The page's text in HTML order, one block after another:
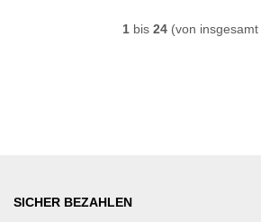
1 bis 24 (von insgesamt
SICHER BEZAHLEN